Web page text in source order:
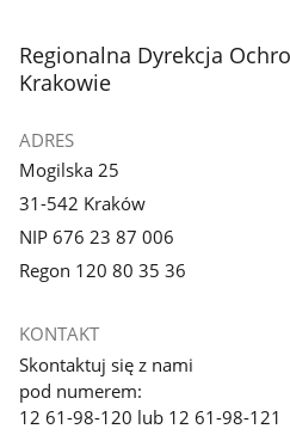
stopka
Regionalna Dyrekcja
Krakowie
ADRES
Mogilska 25
31-542 Kraków
NIP 676 23 87 006
Regon 120 80 35 36
KONTAKT
Skontaktuj się z nami
pod numerem:
12 61-98-120 lub 12 61-98-121